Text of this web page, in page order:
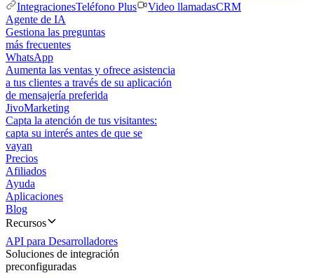
IntegracionesTeléfono Plus Video llamadasCRM
Agente de IA
Gestiona las preguntas
más frecuentes
WhatsApp
Aumenta las ventas y ofrece asistencia
a tus clientes a través de su aplicación
de mensajería preferida
JivoMarketing
Capta la atención de tus visitantes:
capta su interés antes de que se
vayan
Precios
Afiliados
Ayuda
Aplicaciones
Blog
Recursos
API para Desarrolladores
Soluciones de integración
preconfiguradas